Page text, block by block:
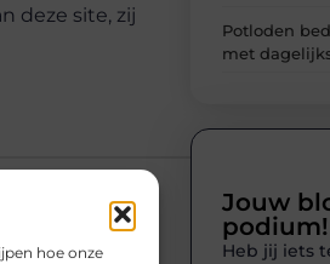
hoe onze
deze site, zij
Potloden
met
Jouw
podium!
Heb jij iets